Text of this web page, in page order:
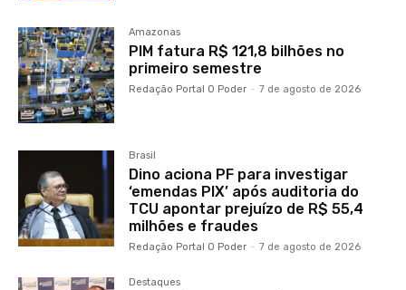
Amazonas
PIM fatura R$ 121,8 bilhões no
primeiro semestre
Redação Portal O Poder - 7 de agosto de 2026
Brasil
Dino aciona PF para investigar
‘emendas PIX’ após auditoria do
TCU apontar prejuízo de R$ 55,4
milhões e fraudes
Redação Portal O Poder - 7 de agosto de 2026
Destaques